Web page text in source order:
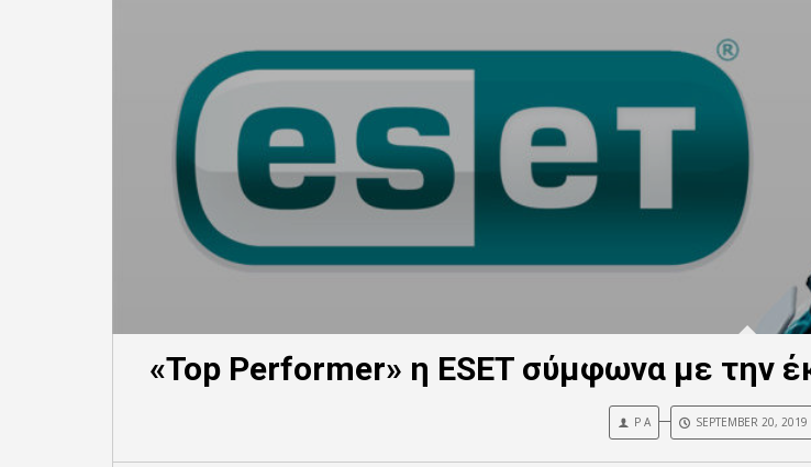
«Top Performer» η ESET σύμφωνα με την
P A SEPTEMBER 20, 2019